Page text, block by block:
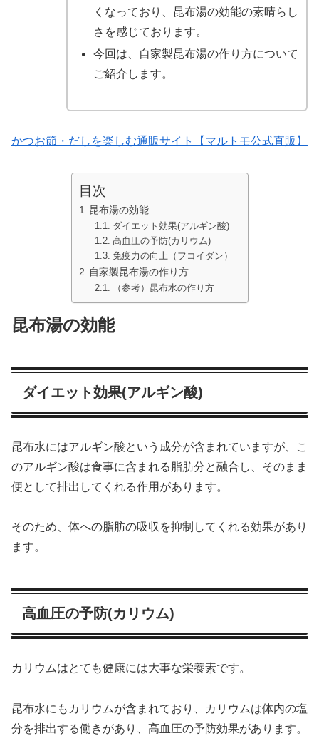
くなっており、昆布湯の効能の素晴らし
さを感じております。
今回は、自家製昆布湯の作り方について
ご紹介します。
かつお節・だしを楽しむ通販サイト【マルトモ公式直販】
目次
昆布湯の効能
ダイエット効果(アルギン酸)
高血圧の予防(カリウム)
免疫力の向上（フコイダン）
自家製昆布湯の作り方
（参考）昆布水の作り方
昆布湯の効能
ダイエット効果(アルギン酸)
昆布水にはアルギン酸という成分が含まれていますが、こ
のアルギン酸は食事に含まれる脂肪分と融合し、そのまま
便として排出してくれる作用があります。
そのため、体への脂肪の吸収を抑制してくれる効果があり
ます。
高血圧の予防(カリウム)
カリウムはとても健康には大事な栄養素です。
昆布水にもカリウムが含まれており、カリウムは体内の塩
分を排出する働きがあり、高血圧の予防効果があります。